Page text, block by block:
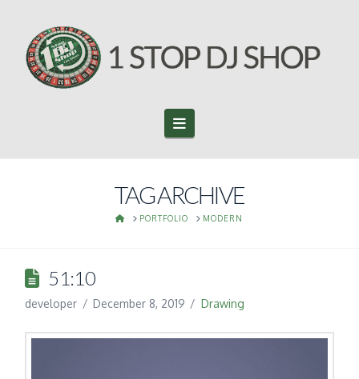
Navigation
TAG ARCHIVE
HOMEPORTFOLIO MODERN
51:10
developer December 8, 2019 Drawing